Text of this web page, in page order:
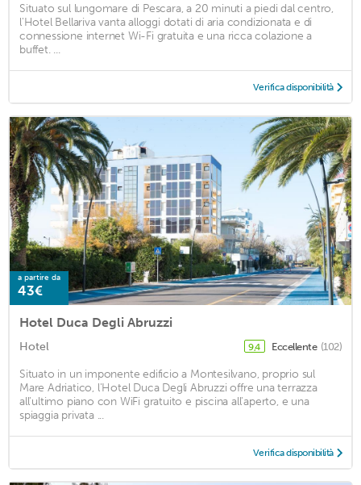
Situato sul lungomare di Pescara, a 20 minuti a piedi dal centro,
l'Hotel Bellariva vanta alloggi dotati di aria condizionata e di
connessione internet Wi-Fi gratuita e una ricca colazione a
buffet. ...
Verifica disponibilità
a partire da
43€
Hotel Duca Degli Abruzzi
Hotel 9,4 Eccellente (102)
Situato in un imponente edificio a Montesilvano, proprio sul
Mare Adriatico, l'Hotel Duca Degli Abruzzi offre una terrazza
all'ultimo piano con WiFi gratuito e piscina all'aperto, e una
spiaggia privata ...
Verifica disponibilità